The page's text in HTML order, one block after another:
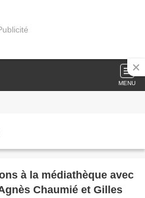
MENU
à la médiathèque avec
Chaumié et Gilles